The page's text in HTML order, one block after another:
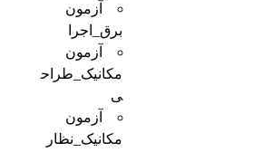
آزمون
برق_اجرا
آزمون
مکانیک_طراح
ی
آزمون
مکانیک_نظار